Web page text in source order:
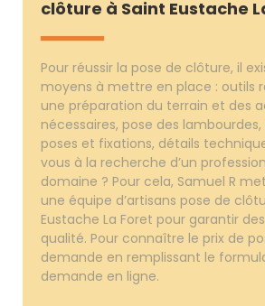
clôture à Saint Eustache
Pour réussir la pose de clôture, il
moyens à mettre en place : outils
une préparation du terrain et des
nécessaires, pose des
poses et fixations, détails
vous à la recherche d’un
domaine ? Pour cela, Samuel R
une équipe d’artisans pose de
Eustache La Foret pour garantir
qualité. Pour connaître le prix de
demande en remplissant le
demande en ligne.